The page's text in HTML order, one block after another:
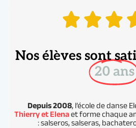
Nos élèves sont
20 ans
Depuis 2008, l’école de danse
Thierry et Elenaet forme chaque
: salseros, salseras,